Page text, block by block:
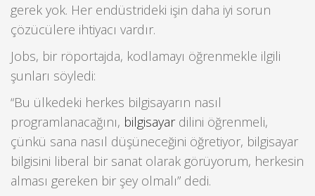
gerek yok. Her endüstrideki işin daha iyi sorun
çözücülere ihtiyacı vardır.
Jobs, bir röportajda, kodlamayı öğrenmekle ilgili
şunları söyledi:
“Bu ülkedeki herkes bilgisayarın nasıl
programlanacağını, bilgisayardilini öğrenmeli,
çünkü sana nasıl düşüneceğini öğretiyor, bilgisayar
bilgisini liberal bir sanat olarak görüyorum, herkesin
alması gereken bir şey olmalı” dedi.